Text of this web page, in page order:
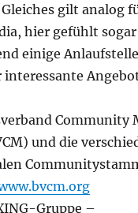
gilt analog
hier gefühlt
einige
interessante
Community
und die
Gruppe –